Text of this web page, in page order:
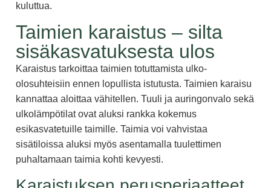
kuluttua.
Taimien karaistus – silta
sisäkasvatuksesta ulos
Karaistus tarkoittaa taimien totuttamista ulko-
olosuhteisiin ennen lopullista istutusta. Taimien karaisu
kannattaa aloittaa vähitellen. Tuuli ja auringonvalo sekä
ulkolämpötilat ovat aluksi rankka kokemus
esikasvatetuille taimille. Taimia voi vahvistaa
sisätiloissa aluksi myös asentamalla tuulettimen
puhaltamaan taimia kohti kevyesti.